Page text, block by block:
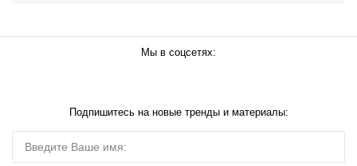
Мы в соцсетях:
Подпишитесь на новые тренды и материалы: